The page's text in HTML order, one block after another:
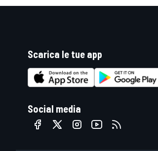
MONOMARCA
Scarica le tue app
Social media